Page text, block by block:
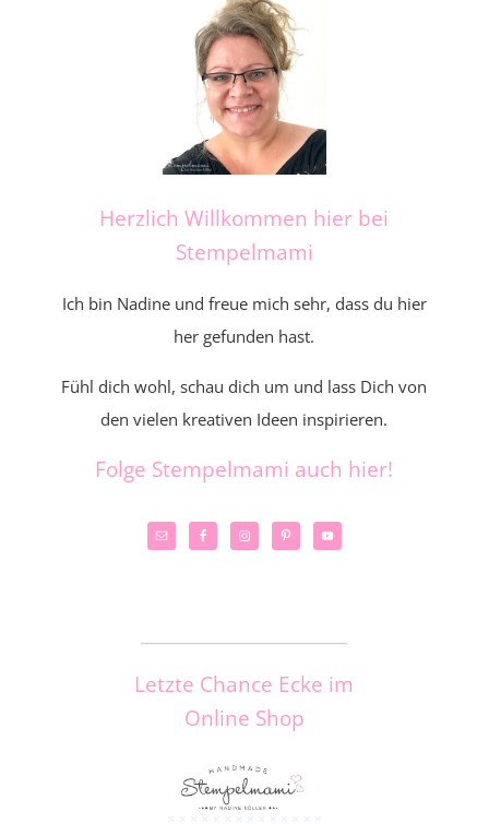
Herzlich Willkommen hier bei
Stempelmami
Ich bin Nadine und freue mich sehr, dass du hier
her gefunden hast.
Fühl dich wohl, schau dich um und lass Dich von
den vielen kreativen Ideen inspirieren.
Folge Stempelmami auch hier!
Letzte Chance Ecke im
Online Shop